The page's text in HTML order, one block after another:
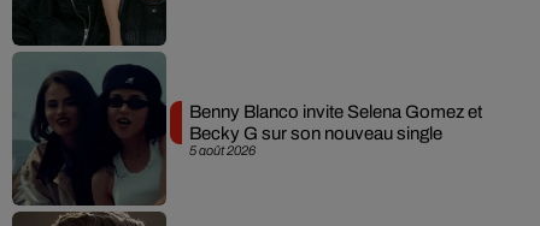
5 août 2026
Benny Blanco invite Selena Gomez et
Becky G sur son nouveau single